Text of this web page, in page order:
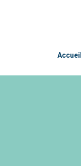
Accueil